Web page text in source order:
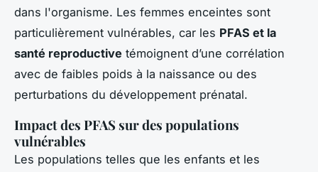
dans l'organisme. Les femmes enceintes sont
particulièrement vulnérables, car les PFAS et la
santé reproductive témoignent d’une corrélation
avec de faibles poids à la naissance ou des
perturbations du développement prénatal.
Impact des PFAS sur des populations
vulnérables
Les populations telles que les enfants et les